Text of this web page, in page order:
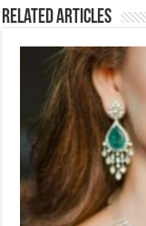
o
o
k
r
A
p
p
Related Articles